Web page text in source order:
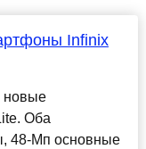
Infinix
новые
Оба
48-Мп основные